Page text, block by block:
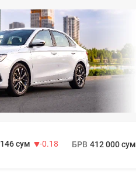
146 сум
-0.18
БРВ 412 000 сум